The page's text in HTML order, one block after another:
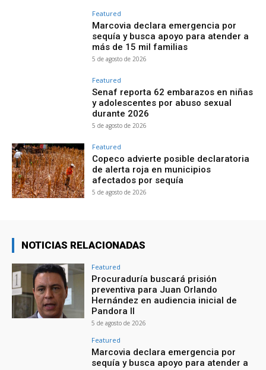
Featured
Marcovia declara emergencia por
sequía y busca apoyo para atender a
más de 15 mil familias
5 de agosto de 2026
Featured
Senaf reporta 62 embarazos en niñas
y adolescentes por abuso sexual
durante 2026
5 de agosto de 2026
Featured
Copeco advierte posible declaratoria
de alerta roja en municipios
afectados por sequía
5 de agosto de 2026
NOTICIAS RELACIONADAS
Featured
Procuraduría buscará prisión
preventiva para Juan Orlando
Hernández en audiencia inicial de
Pandora II
5 de agosto de 2026
Featured
Marcovia declara emergencia por
sequía y busca apoyo para atender a